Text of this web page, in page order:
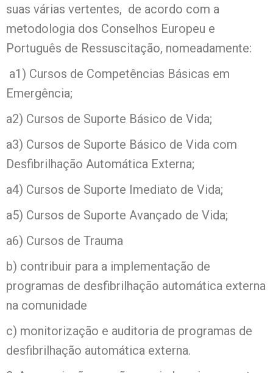
suas várias vertentes, de acordo com a
metodologia dos Conselhos Europeu e
Português de Ressuscitação, nomeadamente:
a1) Cursos de Competências Básicas em
Emergência;
a2) Cursos de Suporte Básico de Vida;
a3) Cursos de Suporte Básico de Vida com
Desfibrilhação Automática Externa;
a4) Cursos de Suporte Imediato de Vida;
a5) Cursos de Suporte Avançado de Vida;
a6) Cursos de Trauma
b) contribuir para a implementação de
programas de desfibrilhação automática externa
na comunidade
c) monitorização e auditoria de programas de
desfibrilhação automática externa.